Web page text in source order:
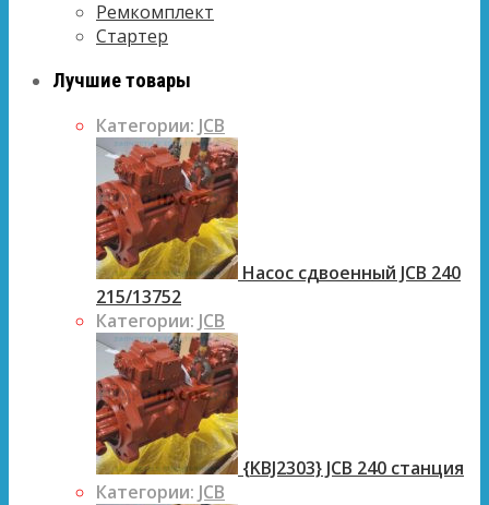
Ремкомплект
Стартер
Лучшие товары
Категории: JCB
Насос сдвоенный JCB 240
215/13752
Категории: JCB
{KBJ2303} JCB 240 станция
Категории: JCB